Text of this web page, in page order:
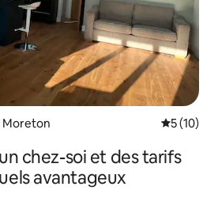
Moreton
5 (10)
chez-soi et des tarifs
avantageux